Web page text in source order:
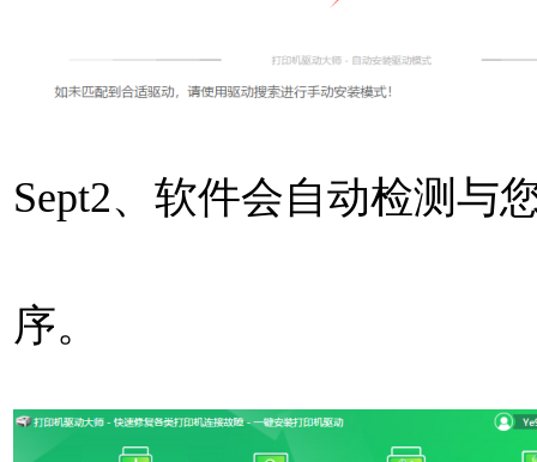
Sept2、软件会自动检测与
序。